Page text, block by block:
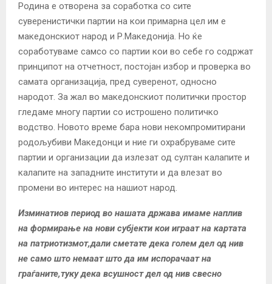
Родина е отворена за соработка со сите
суверенистички партии на кои примарна цел им е
македонскиот народ и Р.Македонија. Но ќе
соработуваме самсо со партии кои во себе го содржат
принципот на отчетност, постојан избор и проверка во
самата организација, пред суверенот, односно
народот. За жал во македонскиот политички простор
гледаме многу партии со истрошено политичко
водство. Новото време бара нови некомпромитирани
родољубиви Македонци и ние ги охрабруваме сите
партии и организации да излезат од султан калапите и
калапите на западните институти и да влезат во
промени во интерес на нашиот народ.
Изминатиов период во нашата држава имаме наплив
на формирање на нови субјекти кои играат на картата
на патриотизмот,дали сметате дека голем дел од нив
не само што немаат што да им испорачаат на
граѓаните,туку дека всушност дел од нив свесно